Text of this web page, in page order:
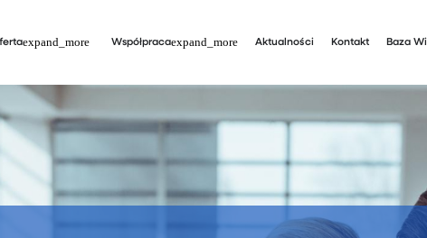
Współpraca Aktualności Kontakt Baza